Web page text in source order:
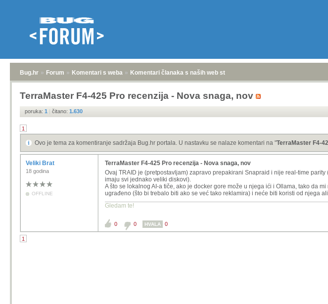
Bug.hr » Forum » Komentari s weba » Komentari članaka s naših web stranica
TerraMaster F4-425 Pro recenzija - Nova snaga, nov
poruka: 1 | čitano: 1.630
1
Ovo je tema za komentiranje sadržaja Bug.hr portala. U nastavku se nalaze komentari na "TerraMaster F4-
Veliki Brat
18 godina
OFFLINE
TerraMaster F4-425 Pro recenzija - Nova snaga, nov
Ovaj TRAID je (pretpostavljam) zapravo prepakirani Snapraid i nije real-time
imaju svi jednako veliki diskovi).
A što se lokalnog AI-a tiče, ako je docker gore može u njega ići i Ollama, tako da
ugrađeno (što bi trebalo biti ako se već tako reklamira) i neće biti koristi od njega
Gledam te!
0 0 HVALA 0
1